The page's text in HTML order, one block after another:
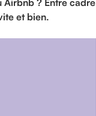
? Entre cadre
et bien.